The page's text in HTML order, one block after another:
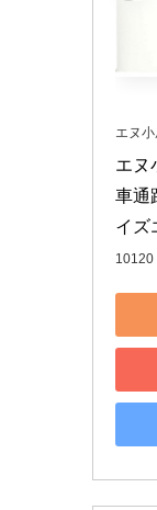
エヌ小
エヌ
車通
イズ
10120